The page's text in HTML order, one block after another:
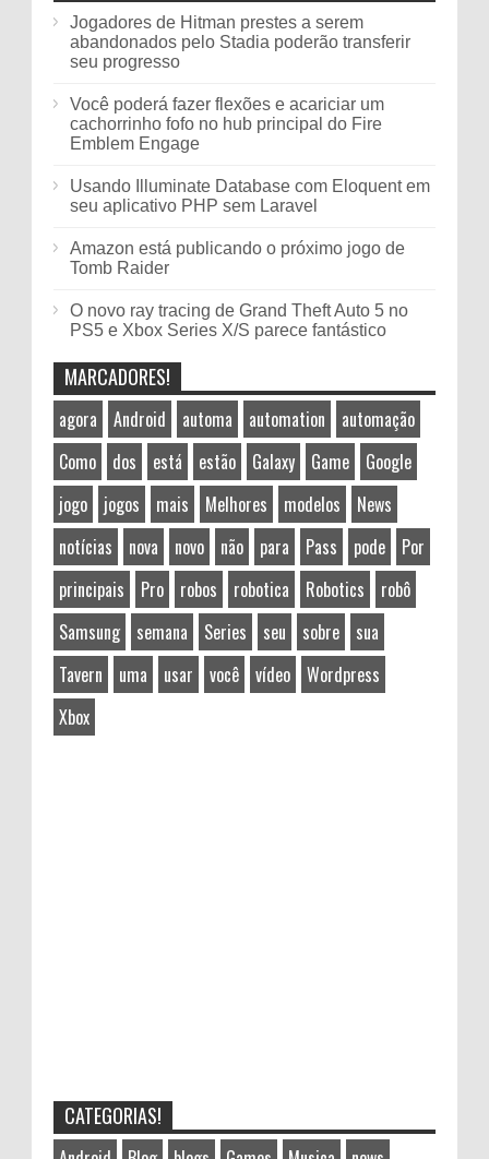
Jogadores de Hitman prestes a serem
abandonados pelo Stadia poderão transferir
seu progresso
Você poderá fazer flexões e acariciar um
cachorrinho fofo no hub principal do Fire
Emblem Engage
Usando Illuminate Database com Eloquent em
seu aplicativo PHP sem Laravel
Amazon está publicando o próximo jogo de
Tomb Raider
O novo ray tracing de Grand Theft Auto 5 no
PS5 e Xbox Series X/S parece fantástico
MARCADORES!
agora Android automa automation
automação
Como
dos está estão Galaxy Game
Google
jogo
jogos mais Melhores modelos
News
notícias
nova novo não para Pass pode
Por
principais
Pro robos robotica Robotics
robô
Samsung
semana Series seu sobre
sua
Tavern
uma usar você vídeo
Wordpress
Xbox
CATEGORIAS!